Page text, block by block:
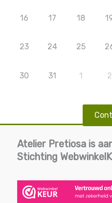
16 17 18
23 24 25
30 31 1 2
Atelier Pretiosa is
Stichting